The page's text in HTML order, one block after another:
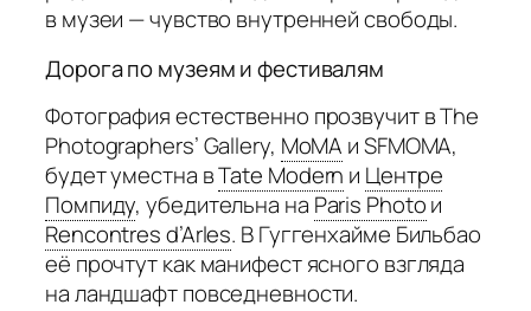
в музеи — чувство внутренней свободы.
Дорога по музеям и фестивалям
Фотография естественно прозвучит в The
Photographers’ Gallery, MoMA и SFMOMA,
будет уместна вTate Modern и Центре
Помпиду, убедительна на Paris Photoи
Rencontres d’Arles. В Гуггенхайме Бильбао
её прочтут как манифест ясного взгляда
на ландшафт повседневности.